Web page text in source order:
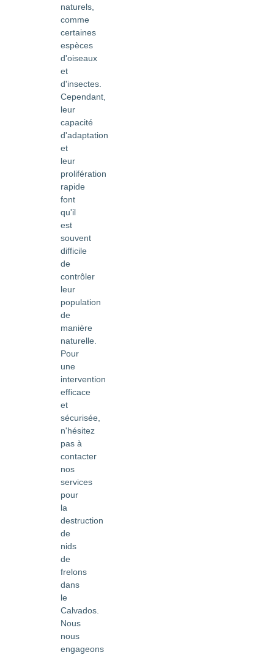
naturels,
comme
certaines
espèces
d'oiseaux
et
d'insectes.
Cependant,
leur
capacité
d'adaptation
et
leur
prolifération
rapide
font
qu'il
est
souvent
difficile
de
contrôler
leur
population
de
manière
naturelle.
Pour
une
intervention
efficace
et
sécurisée,
n'hésitez
pas à
contacter
nos
services
pour
la
destruction
de
nids
de
frelons
dans
le
Calvados.
Nous
nous
engageons